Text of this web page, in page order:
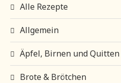
Alle Rezepte
Allgemein
Äpfel, Birnen und Quitten
Brote & Brötchen